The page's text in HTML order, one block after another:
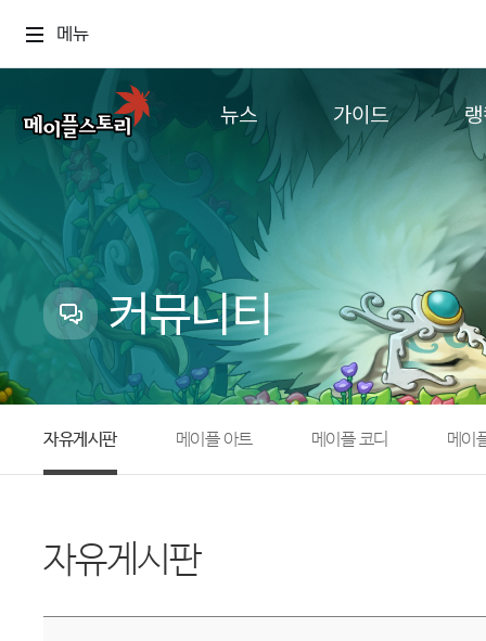
메뉴
뉴스
업데이트
이벤트
캐시샵 공지
메이플 알림판
with maple
가이드
추가정보
컨텐
커뮤니티
자유게시판 메이플 아트 메이플 코디 메이
자유게시판